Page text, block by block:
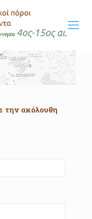
την ακόλουθη